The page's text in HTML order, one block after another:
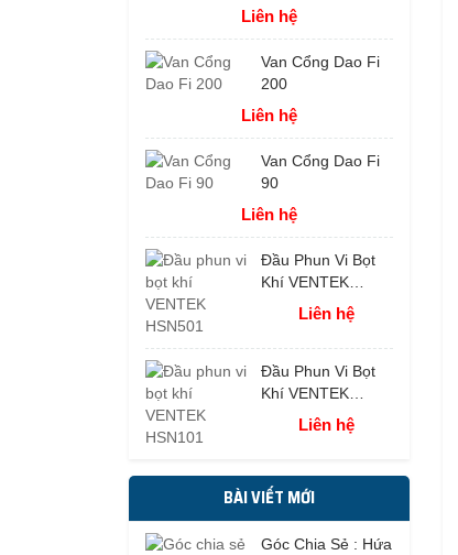
Liên hệ
Van Cổng Dao Fi
200
Liên hệ
Van Cổng Dao Fi
90
Liên hệ
Đầu Phun Vi Bọt
Khí VENTEK
HSN501Liên hệ
Đầu Phun Vi Bọt
Khí VENTEK
HSN101Liên hệ
BÀI VIẾT MỚI
Góc Chia Sẻ : Hứa